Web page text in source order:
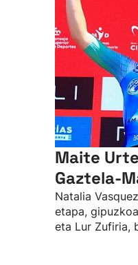
Maite
Gaztela-
Natalia
etapa,
eta Lur Zufiria,